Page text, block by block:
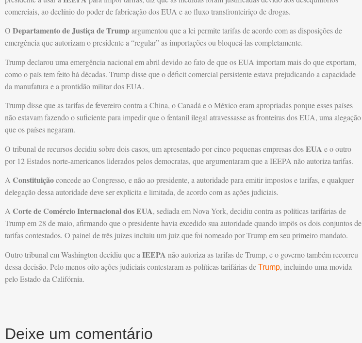
comerciais, ao declínio do poder de fabricação dos EUA e ao fluxo transfronteiriço de drogas.
O Departamento de Justiça de Trumpargumentou que a lei permite tarifas de acordo com as disposições de
emergência que autorizam o presidente a “regular” as importações ou bloqueá-las completamente.
Trump declarou uma emergência nacional em abril devido ao fato de que os EUA importam mais do que exportam,
como o país tem feito há décadas. Trump disse que o déficit comercial persistente estava prejudicando a capacidade
da manufatura e a prontidão militar dos EUA.
Trump disse que as tarifas de fevereiro contra a China, o Canadá e o México eram apropriadas porque esses países
não estavam fazendo o suficiente para impedir que o fentanil ilegal atravessasse as fronteiras dos EUA, uma alegação
que os países negaram.
O tribunal de recursos decidiu sobre dois casos, um apresentado por cinco pequenas empresas dosEUA e o outro
por 12 Estados norte-americanos liderados pelos democratas, que argumentaram que a IEEPA não autoriza tarifas.
A Constituiçãoconcede ao Congresso, e não ao presidente, a autoridade para emitir impostos e tarifas, e qualquer
delegação dessa autoridade deve ser explícita e limitada, de acordo com as ações judiciais.
A Corte de Comércio Internacional dos EUA, sediada em Nova York, decidiu contra as políticas tarifárias de
Trump em 28 de maio, afirmando que o presidente havia excedido sua autoridade quando impôs os dois conjuntos de
tarifas contestados. O painel de três juízes incluiu um juiz que foi nomeado por Trump em seu primeiro mandato.
Outro tribunal em Washington decidiu que a IEEPA não autoriza as tarifas de Trump, e o governo também recorreu
dessa decisão. Pelo menos oito ações judiciais contestaram as políticas tarifárias de Trump, incluindo uma movida
pelo Estado da Califórnia.
Deixe um comentário